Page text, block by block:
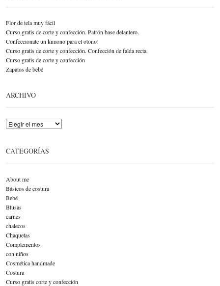
Flor de tela muy fácil
Curso gratis de corte y confección. Patrón base delantero.
Confeccionate un kimono para el otoño!
Curso gratis de corte y confección. Confección de falda recta.
Curso gratis de corte y confección
Zapatos de bebé
ARCHIVO
Archivo
CATEGORÍAS
About me
Básicos de costura
Bebé
Blusas
carnes
chalecos
Chaquetas
Complementos
con niños
Cosmética handmade
Costura
Curso gratis corte y confección